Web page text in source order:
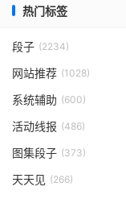
热门标签
段子 (2234)
网站推荐 (1028)
系统辅助 (600)
活动线报 (486)
图集段子 (373)
天天见 (266)